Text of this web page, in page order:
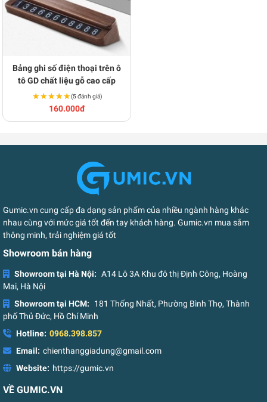
Bảng ghi số điện thoại trên ô
tô GD chất liệu gỗ cao cấp
★★★★★
★★★★★(5 đánh giá)
160.000đ
Gumic.vn cung cấp đa dạng sản phẩm của nhiều ngành hàng khác
nhau cùng với mức giá tốt đến tay khách hàng. Gumic.vn mua sắm
thông minh, trải nghiệm giá tốt
Showroom bán hàng
Showroom tại Hà Nội: A14 Lô 3A Khu đô thị Định Công, Hoàng
Mai, Hà Nội
Showroom tại HCM:
181 Thống Nhất, Phường Bình Thọ, Thành
phố Thủ Đức, Hồ Chí Minh
Hotline: 0968.398.857
Email: chienthanggiadung@gmail.com
Website: https://gumic.vn
VỀ GUMIC.VN